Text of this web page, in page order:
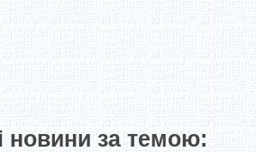
новини за темою: